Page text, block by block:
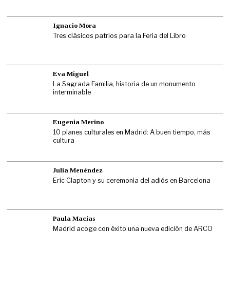
Ignacio Mora
Tres clásicos patrios para la Feria del Libro
Eva Miguel
La Sagrada Familia, historia de un monumento
interminable
Eugenia Merino
10 planes culturales en Madrid: A buen tiempo, más
cultura
Julia Menéndez
Eric Clapton y su ceremonia del adiós en Barcelona
Paula Macías
Madrid acoge con éxito una nueva edición de ARCO